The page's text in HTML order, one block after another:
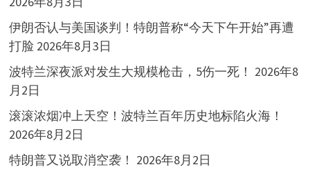
伊朗否认与美国谈判！特朗普称“今天下午开始”再遭
打脸 2026年8月3日
波特兰深夜派对发生大规模枪击，5伤一死！ 2026年8
月2日
滚滚浓烟冲上天空！波特兰百年历史地标陷火海！
2026年8月2日
特朗普又说取消空袭！ 2026年8月2日